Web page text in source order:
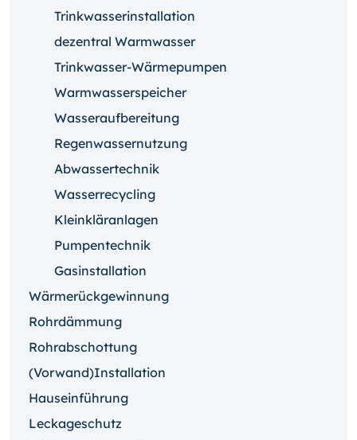
Trinkwasserinstallation
dezentral Warmwasser
Trinkwasser-Wärmepumpen
Warmwasserspeicher
Wasseraufbereitung
Regenwassernutzung
Abwassertechnik
Wasserrecycling
Kleinkläranlagen
Pumpentechnik
Gasinstallation
Wärmerückgewinnung
Rohrdämmung
Rohrabschottung
(Vorwand)Installation
Hauseinführung
Leckageschutz